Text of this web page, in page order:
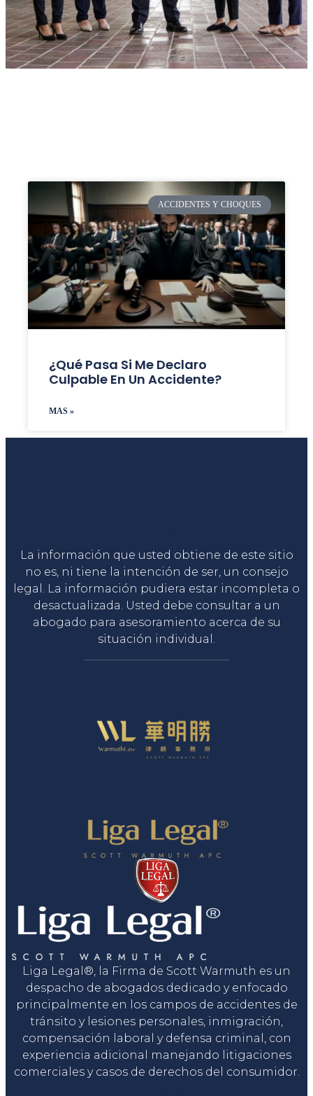
ACCIDENTES Y CHOQUES
¿Qué Pasa Si Me Declaro
Culpable En Un Accidente?
MAS »
La información que usted obtiene de este sitio
no es, ni tiene la intención de ser, un consejo
legal. La información pudiera estar incompleta o
desactualizada. Usted debe consultar a un
abogado para asesoramiento acerca de su
situación individual.
Liga Legal®, la Firma de Scott Warmuth es un
despacho de abogados dedicado y enfocado
principalmente en los campos de accidentes de
tránsito y lesiones personales, inmigración,
compensación laboral y defensa criminal, con
experiencia adicional manejando litigaciones
comerciales y casos de derechos del consumidor.